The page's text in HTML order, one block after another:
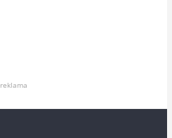
reklama